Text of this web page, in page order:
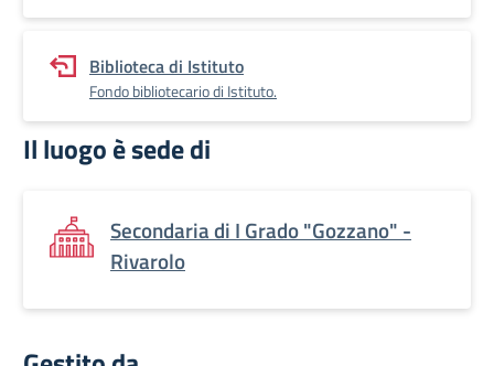
Biblioteca di Istituto
Fondo bibliotecario di Istituto.
Il luogo è sede di
Secondaria di I Grado "Gozzano" -
Rivarolo